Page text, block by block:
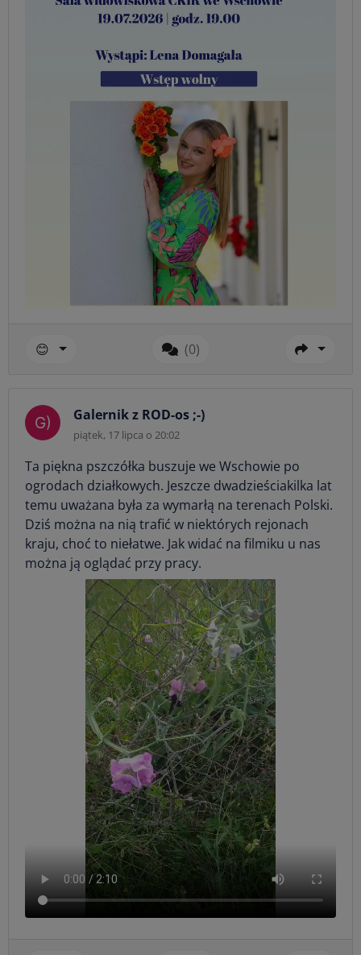
😊 (0)
Galernik z ROD-os ;-)
piątek, 17 lipca o 20:02
Ta piękna pszczółka buszuje we Wschowie po
ogrodach działkowych. Jeszcze dwadzieściakilka lat
temu uważana była za wymarłą na terenach Polski.
Dziś można na nią trafić w niektórych rejonach
kraju, choć to niełatwe. Jak widać na filmiku u nas
można ją oglądać przy pracy.